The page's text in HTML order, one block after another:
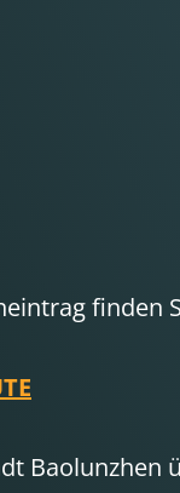
finden
Baolunzhen